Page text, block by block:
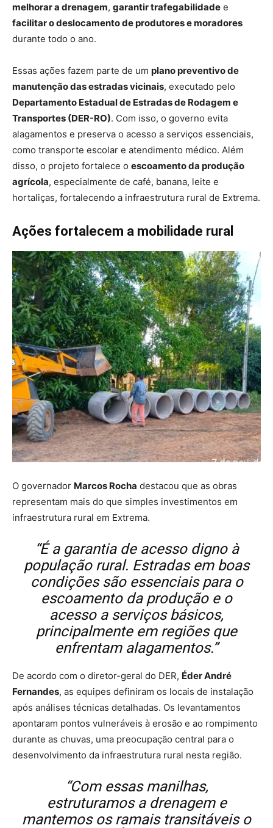
melhorar a drenagem, garantir trafegabilidade e
facilitar o deslocamento de produtores e moradores
durante todo o ano.
Essas ações fazem parte de um plano preventivo de
manutenção das estradas vicinais, executado pelo
Departamento Estadual de Estradas de Rodagem e
Transportes (DER-RO). Com isso, o governo evita
alagamentos e preserva o acesso a serviços essenciais,
como transporte escolar e atendimento médico. Além
disso, o projeto fortalece o escoamento da produção
agrícola, especialmente de café, banana, leite e
hortaliças, fortalecendo a infraestrutura rural de Extrema.
Ações fortalecem a mobilidade rural
O governador Marcos Rocha destacou que as obras
representam mais do que simples investimentos em
infraestrutura rural em Extrema.
“É a garantia de acesso digno à
população rural. Estradas em boas
condições são essenciais para o
escoamento da produção e o
acesso a serviços básicos,
principalmente em regiões que
enfrentam alagamentos.”
De acordo com o diretor-geral do DER, Éder André
Fernandes, as equipes definiram os locais de instalação
após análises técnicas detalhadas. Os levantamentos
apontaram pontos vulneráveis à erosão e ao rompimento
durante as chuvas, uma preocupação central para o
desenvolvimento da infraestrutura rural nesta região.
“Com essas manilhas,
estruturamos a drenagem e
mantemos os ramais transitáveis o